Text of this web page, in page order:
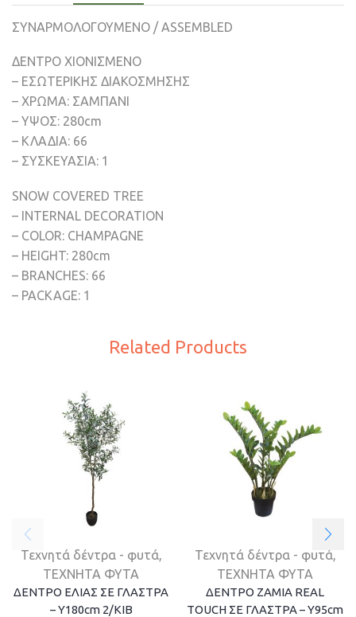
ΣΥΝΑΡΜΟΛΟΓΟΥΜΕΝΟ / ASSEMBLED
ΔΕΝΤΡΟ ΧΙΟΝΙΣΜΕΝΟ
– ΕΣΩΤΕΡΙΚΗΣ ΔΙΑΚΟΣΜΗΣΗΣ
– ΧΡΩΜΑ: ΣΑΜΠΑΝΙ
– ΥΨΟΣ: 280cm
– ΚΛΑΔΙΑ: 66
– ΣΥΣΚΕΥΑΣΙΑ: 1
SNOW COVERED TREE
– INTERNAL DECORATION
– COLOR: CHAMPAGNE
– HEIGHT: 280cm
– BRANCHES: 66
– PACKAGE: 1
Related Products
Τεχνητά δέντρα - φυτά,
ΤΕΧΝΗΤΑ ΦΥΤΑ
ΔΕΝΤΡΟ ΕΛΙΑΣ ΣΕ ΓΛΑΣΤΡΑ
– Υ180cm 2/ΚΙΒ
Τεχνητά δέντρα - φυτά,
ΤΕΧΝΗΤΑ ΦΥΤΑ
ΔΕΝΤΡΟ ΖΑΜΙA REAL
TOUCH ΣΕ ΓΛΑΣΤΡΑ – Y95cm